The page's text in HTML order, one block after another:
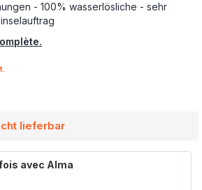
- 100% wasserlösliche - sehr
lieferbar
avec Alma